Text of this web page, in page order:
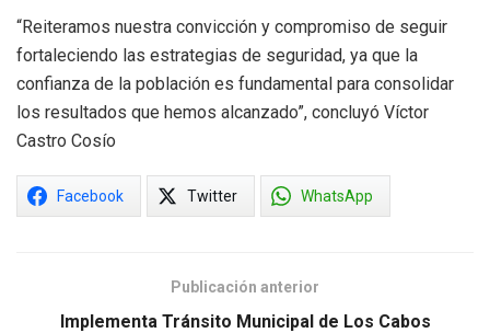
“Reiteramos nuestra convicción y compromiso de seguir
fortaleciendo las estrategias de seguridad, ya que la
confianza de la población es fundamental para consolidar
los resultados que hemos alcanzado”, concluyó Víctor
Castro Cosío
Facebook Twitter WhatsApp
Publicación anterior
Implementa Tránsito Municipal de Los Cabos